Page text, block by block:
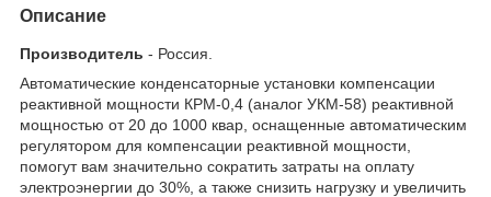
Описание
Производитель - Россия.
Автоматические конденсаторные установки компенсации
реактивной мощности КРМ-0,4 (аналог УКМ-58) реактивной
мощностью от 20 до 1000 квар, оснащенные автоматическим
регулятором для компенсации реактивной мощности,
помогут вам значительно сократить затраты на оплату
электроэнергии до 30%, а также снизить нагрузку и увеличить